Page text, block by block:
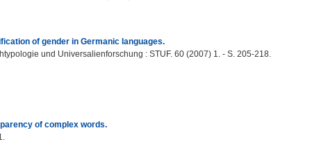
of gender in Germanic languages.
und Universalienforschung : STUF. 60 (2007) 1. - S. 205-218.
of complex words.